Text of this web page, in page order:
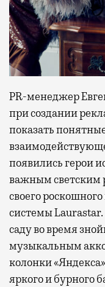
PR-менеджер
при создании
показать
появились герои
важным светским
своего
системы
саду во время
музыкальным
колонки
яркого и бурного